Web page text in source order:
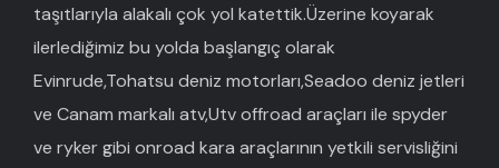
taşıtlarıyla alakalı çok yol katettik.Üzerine koyarak
ilerlediğimiz bu yolda başlangıç olarak
Evinrude,Tohatsu deniz motorları,Seadoo deniz jetleri
ve Canam markalı atv,Utv offroad araçları ile spyder
ve ryker gibi onroad kara araçlarının yetkili servisliğini